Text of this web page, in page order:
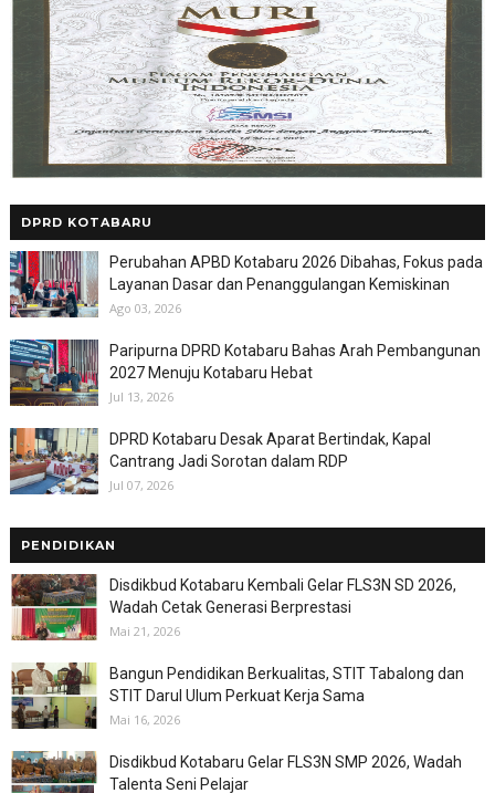
DPRD KOTABARU
Perubahan APBD Kotabaru 2026 Dibahas, Fokus pada
Layanan Dasar dan Penanggulangan Kemiskinan
Ago 03, 2026
Paripurna DPRD Kotabaru Bahas Arah Pembangunan
2027 Menuju Kotabaru Hebat
Jul 13, 2026
DPRD Kotabaru Desak Aparat Bertindak, Kapal
Cantrang Jadi Sorotan dalam RDP
Jul 07, 2026
PENDIDIKAN
Disdikbud Kotabaru Kembali Gelar FLS3N SD 2026,
Wadah Cetak Generasi Berprestasi
Mai 21, 2026
Bangun Pendidikan Berkualitas, STIT Tabalong dan
STIT Darul Ulum Perkuat Kerja Sama
Mai 16, 2026
Disdikbud Kotabaru Gelar FLS3N SMP 2026, Wadah
Talenta Seni Pelajar